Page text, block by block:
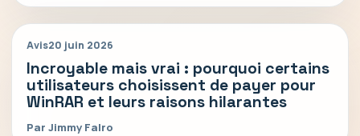
Avis20 juin 2026
Incroyable mais vrai : pourquoi certains
utilisateurs choisissent de payer pour
WinRAR et leurs raisons hilarantes
Par Jimmy Falro